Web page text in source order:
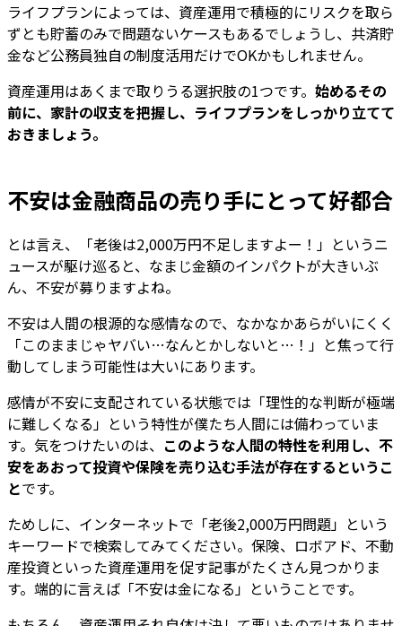
ライフプランによっては、資産運用で積極的にリスクを取ら
ずとも貯蓄のみで問題ないケースもあるでしょうし、共済貯
金など公務員独自の制度活用だけでOKかもしれません。
資産運用はあくまで取りうる選択肢の1つです。 始めるその
前に、家計の収支を把握し、ライフプランをしっかり立てて
おきましょう。
不安は金融商品の売り手にとって好都合
とは言え、「老後は2,000万円不足しますよー！」というニ
ュースが駆け巡ると、なまじ金額のインパクトが大きいぶ
ん、不安が募りますよね。
不安は人間の根源的な感情なので、なかなかあらがいにくく
「このままじゃヤバい…なんとかしないと…！」と焦って行
動してしまう可能性は大いにあります。
感情が不安に支配されている状態では「理性的な判断が極端
に難しくなる」という特性が僕たち人間には備わっていま
す。気をつけたいのは、 このような人間の特性を利用し、不
安をあおって投資や保険を売り込む手法が存在するというこ
とです。
ためしに、インターネットで「老後2,000万円問題」という
キーワードで検索してみてください。保険、ロボアド、不動
産投資といった資産運用を促す記事がたくさん見つかりま
す。端的に言えば「不安は金になる」ということです。